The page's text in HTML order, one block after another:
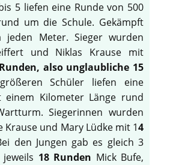
5 liefen eine Runde von 500
um die Schule. Gekämpft
jeden Meter. Sieger wurden
und Niklas Krause mit
also unglaubliche 15
Schüler liefen eine
einem Kilometer Länge rund
Siegerinnen wurden
Krause und Mary Lüdke mit 14
den Jungen gab es gleich 3
18 Runden Mick Bufe,